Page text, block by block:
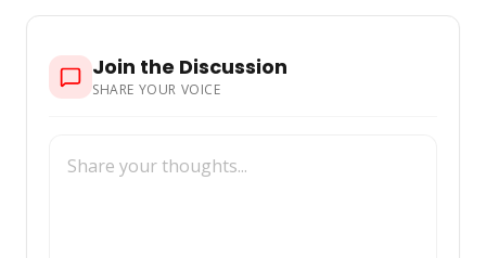
Join the Discussion
SHARE YOUR VOICE